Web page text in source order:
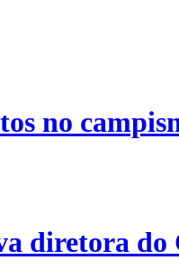
no
diretora do